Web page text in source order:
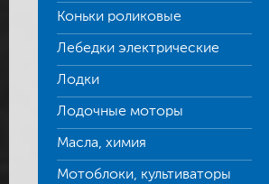
Коньки роликовые
Лебедки электрические
Лодки
Лодочные моторы
Масла, химия
Мотоблоки, культиваторы